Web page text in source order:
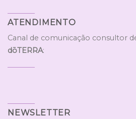
ATENDIMENTO
Canal de comunicação consultor
dōTERRA:
NEWSLETTER